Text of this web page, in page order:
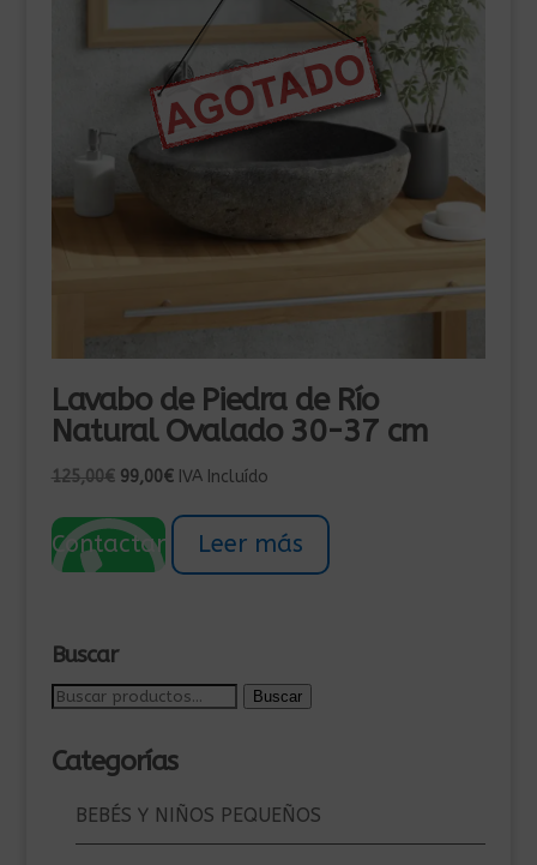
Lavabo de Piedra de Río
Natural Ovalado 30-37 cm
125,00€ El
original
era:
99,00€El
actual
IVA Incluído
Contactar Leer más
Buscar
Buscar
Buscar
Categorías
BEBÉS Y NIÑOS PEQUEÑOS